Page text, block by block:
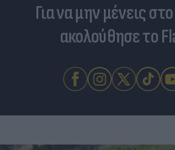
Για να μην μένεις
ακολούθησε το